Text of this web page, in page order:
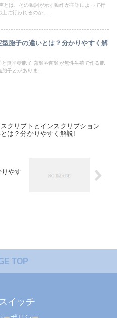
とは、その動詞が示す動作が主語によって行
上に行われるのか、...
胞子の違いとは？分かりやすく解
無平糖胞子 藻類や菌類が無性生殖で作る胞
子とがありま...
クリプトとインスクリプション
は？分かりやすく解説!
やす
TOP
イッチ